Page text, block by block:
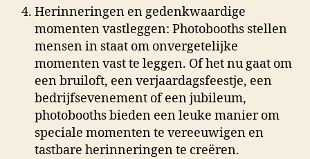
Herinneringen en gedenkwaardige
momenten vastleggen: Photobooths stellen
mensen in staat om onvergetelijke
momenten vast te leggen. Of het nu gaat om
een bruiloft, een verjaardagsfeestje, een
bedrijfsevenement of een jubileum,
photobooths bieden een leuke manier om
speciale momenten te vereeuwigen en
tastbare herinneringen te creëren.